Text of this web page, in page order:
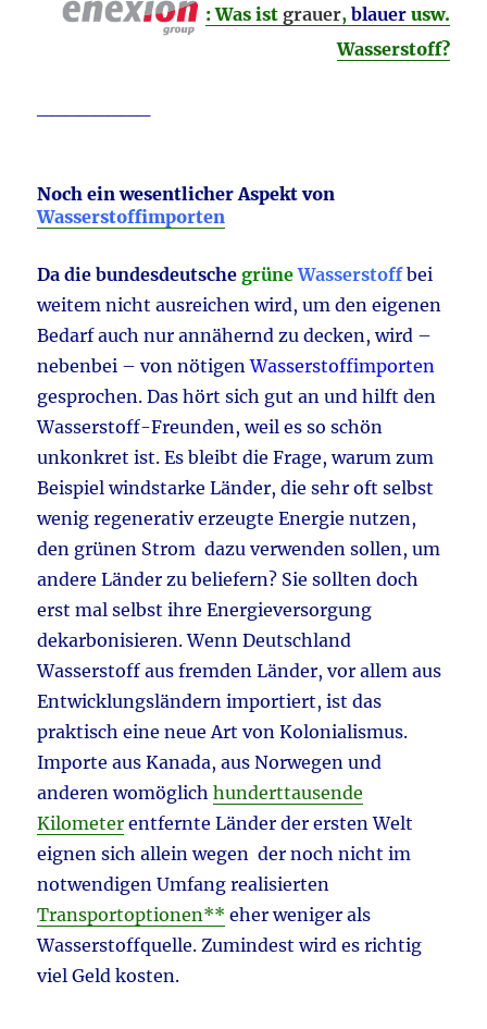
: Was ist grauer, blauer usw.
Wasserstoff?
Noch ein wesentlicher Aspekt von
Wasserstoffimporten
Da die bundesdeutschegrüneWasserstoffbei
weitem nicht ausreichen wird, um den eigenen
Bedarf auch nur annähernd zu decken, wird –
nebenbei – von nötigenWasserstoffimporten
gesprochen. Das hört sich gut an und hilft den
Wasserstoff-Freunden, weil es so schön
unkonkret ist. Es bleibt die Frage, warum zum
Beispiel windstarke Länder, die sehr oft selbst
wenig regenerativ erzeugte Energie nutzen,
den grünen Strom dazu verwenden sollen, um
andere Länder zu beliefern? Sie sollten doch
erst mal selbst ihre Energieversorgung
dekarbonisieren. Wenn Deutschland
Wasserstoff aus fremden Länder, vor allem aus
Entwicklungsländern importiert, ist das
praktisch eine neue Art von Kolonialismus.
Importe aus Kanada, aus Norwegen und
anderen womöglichhunderttausende
Kilometer entfernte Länder der ersten Welt
eignen sich allein wegen der noch nicht im
notwendigen Umfang realisierten
Transportoptionen** eher weniger als
Wasserstoffquelle. Zumindest wird es richtig
viel Geld kosten.